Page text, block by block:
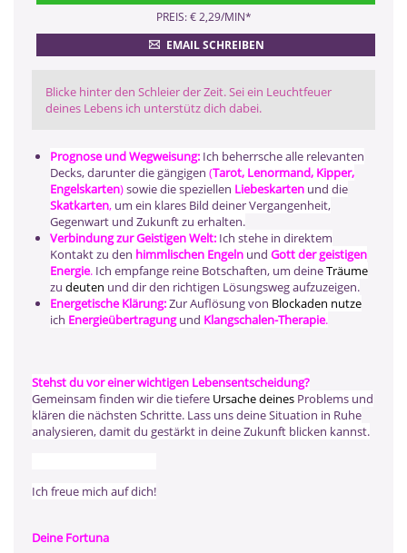
PREIS: € 2,29/MIN*
EMAIL SCHREIBEN
Blicke hinter den Schleier der Zeit. Sei ein Leuchtfeuer
deines Lebens ich unterstütz dich dabei.
Prognose und Wegweisung: Ich beherrsche alle relevanten
Decks, darunter die gängigen (Tarot, Lenormand, Kipper,
Engelskarten)sowie die speziellen Liebeskarten und die
Skatkarten, um ein klares Bild deiner Vergangenheit,
Gegenwart und Zukunft zu erhalten.
Verbindung zur Geistigen Welt: Ich stehe in direktem
Kontakt zu den himmlischen Engeln und Gott der geistigen
Energie. Ich empfange reine Botschaften, um deineTräume
zu deuten und dir den richtigen Lösungsweg aufzuzeigen.
Energetische Klärung:Zur Auflösung von Blockaden nutze
ich Energieübertragung und Klangschalen-Therapie.
Stehst du vor einer wichtigen Lebensentscheidung?
Gemeinsam finden wir die tiefere Ursache deines Problems und
klären die nächsten Schritte. Lass uns deine Situation in Ruhe
analysieren, damit du gestärkt in deine Zukunft blicken kannst.
Ich freue mich auf dich!
Deine Fortuna